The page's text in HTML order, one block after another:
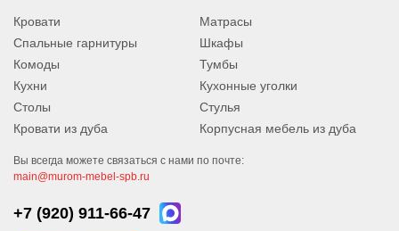
Кровати
Матрасы
Спальные гарнитуры
Шкафы
Комоды
Тумбы
Кухни
Кухонные уголки
Столы
Стулья
Кровати из дуба
Корпусная мебель из дуба
Вы всегда можете связаться с нами по почте:
main@murom-mebel-spb.ru
+7 (920) 911-66-47